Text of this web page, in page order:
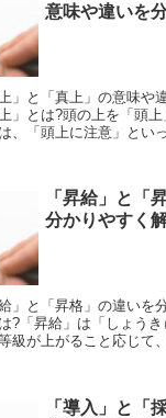
意味や違いを
」と「真上」の意味や
」とは?頭の上を「頭
、「頭上に注意」とい
「昇給」と「
分かりやすく
」と「昇格」の違いを
?「昇給」は「しょう
級が上がること応じて
「導入」と「